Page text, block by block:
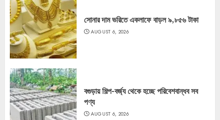
সোনার দাম ভরিতে একলাফে বাড়ল ৯,৮৫৬ টাকা
AUGUST 6, 2026
বগুড়ায় শিল্প-বর্জ্য থেকে হচ্ছে পরিবেশবান্ধব সব
পণ্য
AUGUST 6, 2026